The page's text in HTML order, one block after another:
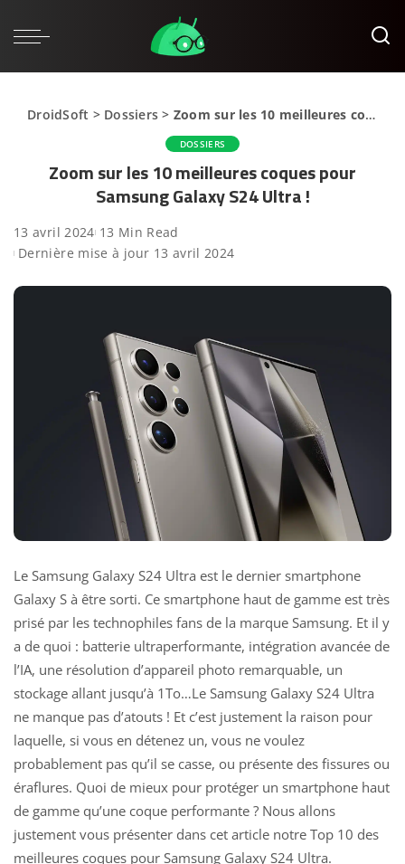
DroidSoft > Dossiers > Zoom sur les 10 meilleures coques pour Samsung Galaxy S24 Ultra !
DOSSIERS
Zoom sur les 10 meilleures coques pour
Samsung Galaxy S24 Ultra !
13 avril 2024 13 Min Read
Dernière mise à jour 13 avril 2024
Le Samsung Galaxy S24 Ultra est le dernier smartphone
Galaxy S à être sorti. Ce smartphone haut de gamme est très
prisé par les technophiles fans de la marque Samsung. Et il y
a de quoi : batterie ultraperformante, intégration avancée de
l’IA, une résolution d’appareil photo remarquable, un
stockage allant jusqu’à 1To…Le Samsung Galaxy S24 Ultra
ne manque pas d’atouts ! Et c’est justement la raison pour
laquelle, si vous en détenez un, vous ne voulez
probablement pas qu’il se casse, ou présente des fissures ou
éraflures. Quoi de mieux pour protéger un smartphone haut
de gamme qu’une coque performante ? Nous allons
justement vous présenter dans cet article notre Top 10 des
meilleures coques pour Samsung Galaxy S24 Ultra.